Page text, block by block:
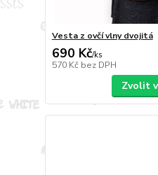
Vesta z ovčí vlny dvojitá
690 Kč/ks
570 Kč bez DPH
Zvolit